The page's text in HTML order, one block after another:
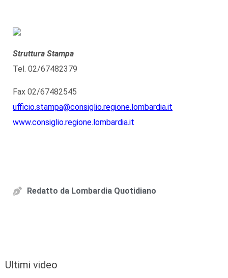
Struttura Stampa
Tel. 02/67482379
Fax 02/67482545
ufficio.stampa@consiglio.regione.lombardia.it
www.consiglio.regione.lombardia.it
Redatto da Lombardia Quotidiano
Ultimi video